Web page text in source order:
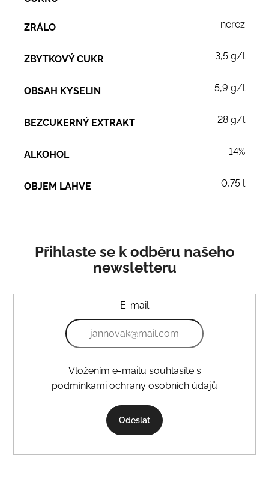
ZRÁLO nerez
ZBYTKOVÝ CUKR 3,5 g/l
OBSAH KYSELIN 5,9 g/l
BEZCUKERNÝ EXTRAKT 28 g/l
ALKOHOL 14%
OBJEM LAHVE 0,75 l
Přihlaste se k odběru našeho
newsletteru
E-mail
podmínkami ochrany osobních údajů
Odeslat